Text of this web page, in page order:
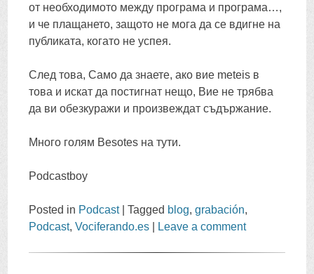
от необходимото между програма и програма…,
и че плащането, защото не мога да се вдигне на
публиката, когато не успея.
След това, Само да знаете, ако вие meteis в
това и искат да постигнат нещо, Вие не трябва
да ви обезкуражи и произвеждат съдържание.
Много голям Besotes на тути.
Podcastboy
Posted in Podcast |Tagged blog,grabación,
Podcast,Vociferando.es Leave a comment